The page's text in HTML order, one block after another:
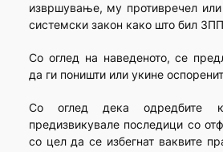
извршување, му противречел или
системски закон како што бил
Со оглед на наведеното, се
да ги поништи или укине
Со оглед дека одредбите
предизвикувале последици со
со цел да се избегнат ваквите